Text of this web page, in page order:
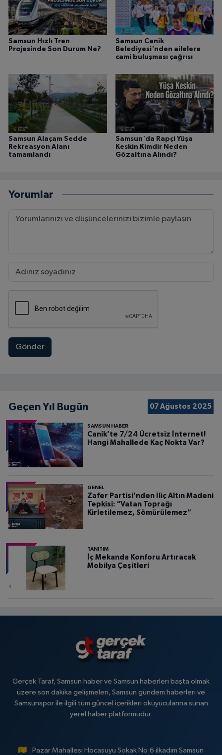
Samsun Hızlı Tren
Projesinde Son Durum Ne?
Samsun Canik
Belediyesi'nden ailelere
cami buluşması çağrısı
Samsun Alaçam Sedde
Rekreasyon Alanı
tamamlandı
Samsun'da Rapçi Yüşa
Keskin Kimdir Neden
Gözaltına Alındı?
Yorumlar
Gönder
Geçen Yıl Bugün 07 Ağustos 2025
SAMSUN HABER
Canik’te 7/24 Ücretsiz İnternet!
Hangi Mahallede Kaç Nokta Var?
GENEL
Zafer Partisi'nden İliç Altın Madeni
Tepkisi: “Vatan Toprağı
Kirletilemez, Sömürülemez”
TANITIM
İç Mekanda Konforu Artıracak
Mobilya Çeşitleri
Gerçek Taraf, Samsun haber ve Samsun haberleri başta olmak
üzere son dakika gelişmeleri, Samsun gündem haberleri ve
Samsunspor ile ilgili tüm güncel içerikleri okuyucularına sunan
yerel haber platformudur.
Pazar Mahallesi Hocasuyu Sokak No:6 ilkadım Samsun